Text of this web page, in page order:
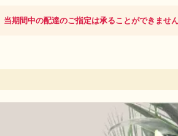
期間中の配達のご指定は承ることができませ